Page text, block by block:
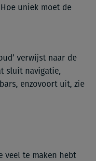
uniek moet de
verwijst naar de
sluit navigatie,
enzovoort uit, zie
veel te maken hebt